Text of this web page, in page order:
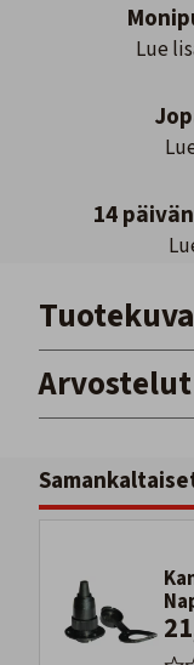
Lue
14
Arvostelut